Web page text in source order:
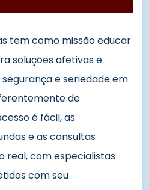
tem como missão educar
soluções afetivas e
e seriedade em
de
é fácil, as
e as consultas
com especialistas
com seu